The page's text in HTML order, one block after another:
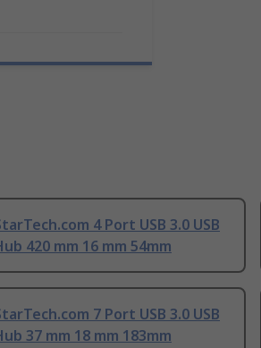
4 Port USB 3.0 USB
420 mm 16 mm 54mm
7 Port USB 3.0 USB
37 mm 18 mm 183mm